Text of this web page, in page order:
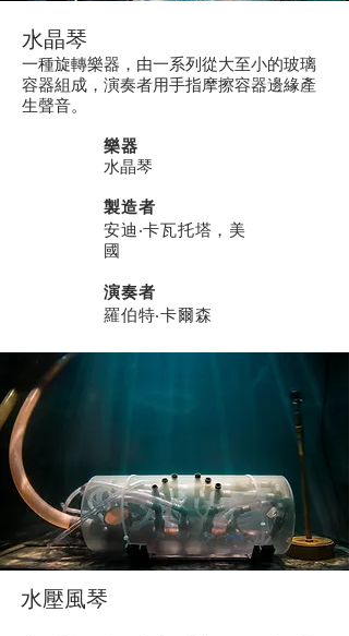
水晶琴
一種旋轉樂器，由一系列從大至小的玻璃
容器組成，演奏者用手指摩擦容器邊緣產
生聲音。
樂器
水晶琴
製造者
安迪‧卡瓦托塔，美
國
演奏者
羅伯特‧卡爾森
水壓風琴